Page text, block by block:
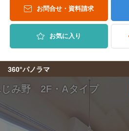
お問合せ・資料請求
お気に入り
360°パノラマ